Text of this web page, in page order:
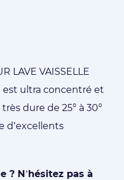
LAVE VAISSELLE
est ultra concentré et
dure de 25° à 30°
d’excellents
? N’hésitez pas à